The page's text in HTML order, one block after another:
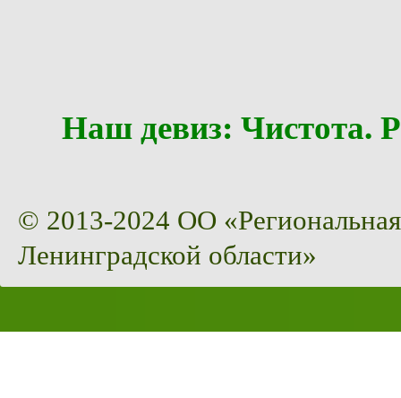
Наш девиз:
© 2013-2024 ОО
Ленинградской области»